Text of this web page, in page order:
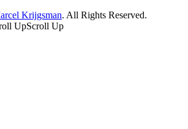
Krijgsman. All Rights Reserved.
UpScroll Up